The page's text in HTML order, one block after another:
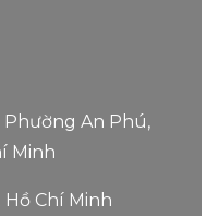
Phường An Phú,
Minh
Hồ Chí Minh